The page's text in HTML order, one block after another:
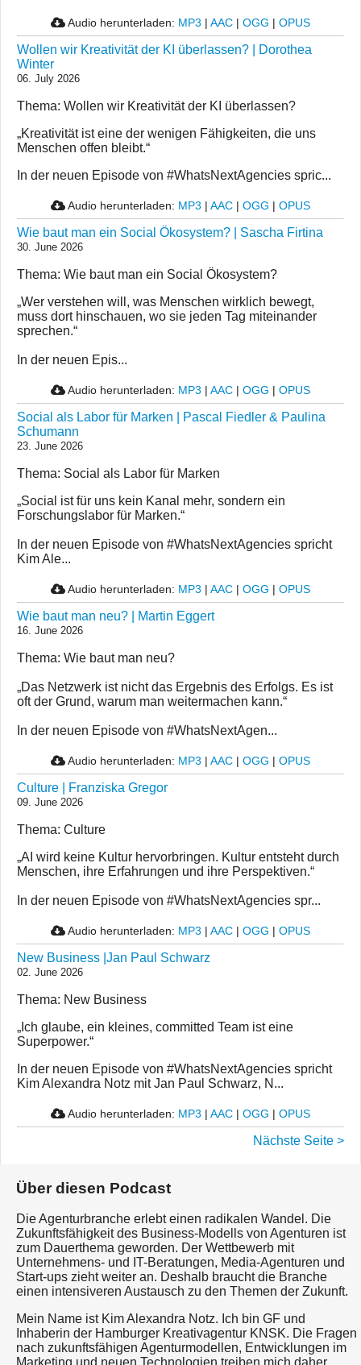
Audio herunterladen: MP3 | AAC | OGG | OPUS
Wollen wir Kreativität der KI überlassen? | Dorothea
Winter
06. July 2026
Thema: Wollen wir Kreativität der KI überlassen?
„Kreativität ist eine der wenigen Fähigkeiten, die uns
Menschen offen bleibt.“
In der neuen Episode von #WhatsNextAgencies spric...
Audio herunterladen: MP3 | AAC | OGG | OPUS
Wie baut man ein Social Ökosystem? | Sascha Firtina
30. June 2026
Thema: Wie baut man ein Social Ökosystem?
„Wer verstehen will, was Menschen wirklich bewegt,
muss dort hinschauen, wo sie jeden Tag miteinander
sprechen.“
In der neuen Epis...
Audio herunterladen: MP3 | AAC | OGG | OPUS
Social als Labor für Marken | Pascal Fiedler & Paulina
Schumann
23. June 2026
Thema: Social als Labor für Marken
„Social ist für uns kein Kanal mehr, sondern ein
Forschungslabor für Marken.“
In der neuen Episode von #WhatsNextAgencies spricht
Kim Ale...
Audio herunterladen: MP3 | AAC | OGG | OPUS
Wie baut man neu? | Martin Eggert
16. June 2026
Thema: Wie baut man neu?
„Das Netzwerk ist nicht das Ergebnis des Erfolgs. Es ist
oft der Grund, warum man weitermachen kann.“
In der neuen Episode von #WhatsNextAgen...
Audio herunterladen: MP3 | AAC | OGG | OPUS
Culture | Franziska Gregor
09. June 2026
Thema: Culture
„AI wird keine Kultur hervorbringen. Kultur entsteht durch
Menschen, ihre Erfahrungen und ihre Perspektiven.“
In der neuen Episode von #WhatsNextAgencies spr...
Audio herunterladen: MP3 | AAC | OGG | OPUS
New Business |Jan Paul Schwarz
02. June 2026
Thema: New Business
„Ich glaube, ein kleines, committed Team ist eine
Superpower.“
In der neuen Episode von #WhatsNextAgencies spricht
Kim Alexandra Notz mit Jan Paul Schwarz, N...
Audio herunterladen: MP3 | AAC | OGG | OPUS
Nächste Seite >
Über diesen Podcast
Die Agenturbranche erlebt einen radikalen Wandel. Die
Zukunftsfähigkeit des Business-Modells von Agenturen ist
zum Dauerthema geworden. Der Wettbewerb mit
Unternehmens- und IT-Beratungen, Media-Agenturen und
Start-ups zieht weiter an. Deshalb braucht die Branche
einen intensiveren Austausch zu den Themen der Zukunft.
Mein Name ist Kim Alexandra Notz. Ich bin GF und
Inhaberin der Hamburger Kreativagentur KNSK. Die Fragen
nach zukunftsfähigen Agenturmodellen, Entwicklungen im